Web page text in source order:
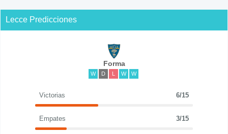
Lecce Predicciones
Forma
W D L W W
Victorias 6/15
Empates 3/15